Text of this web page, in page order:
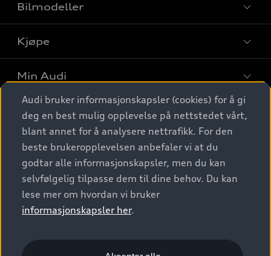
Bilmodeller
Finn din Audi
Sammenlign bilmodeller
Elbiler
SUV
Stasjonsvogn
Sportback
S/RS
Konseptbiler og prototyper
Kjøpe
Kjøpshjelp
Biler på lager
Finn forhandler
Bestill prøvekjøring
Kontakt forhandler
Bilgarantier
Min Audi
Behold nybilfølelsen
Audi Originalt tilbehør
Verkstedtjenester
Digitale tjenester
Audi digitale tjenester
Audi connect
Functions on demand
Kom i gang med myAudi
Audi Norge
Kundeservice
Audi Driving Experience
© 2026 AUDI NORGE. All Rights Reserved.
Audi bruker informasjonskapsler (cookies) for å gi
deg en best mulig opplevelse på nettstedet vårt,
blant annet for å analysere nettrafikk. For den
beste brukeropplevelsen anbefaler vi at du
godtar alle informasjonskapsler, men du kan
selvfølgelig tilpasse dem til dine behov. Du kan
lese mer om hvordan vi bruker
informasjonskapsler her.